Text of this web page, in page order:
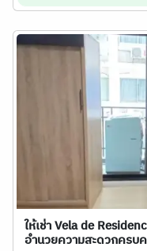
ให้เช่า Vela de
อำนวยความสะดวกครบ